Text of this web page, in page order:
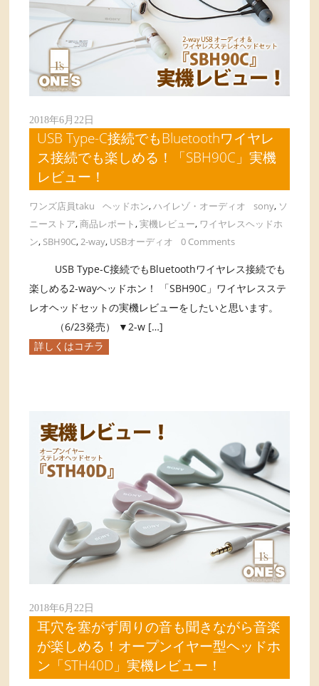
2018年6月22日
USB Type-C接続でもBluetoothワイヤレ
ス接続でも楽しめる！「SBH90C」実機
レビュー！
ワンズ店員taku ヘッドホン,ハイレゾ・オーディオ sony, ソ
ニーストア,商品レポート,実機レビュー, ワイヤレスヘッドホ
ン, SBH90C,2-way, USBオーディオ 0 Comments
USB Type-C接続でもBluetoothワイヤレス接続でも
楽しめる2-wayヘッドホン！ 「SBH90C」ワイヤレスステ
レオヘッドセットの実機レビューをしたいと思います。
（6/23発売） ▼2-w […]
詳しくはコチラ
2018年6月22日
耳穴を塞がず周りの音も聞きながら音楽
が楽しめる！オープンイヤー型ヘッドホ
ン「STH40D」実機レビュー！